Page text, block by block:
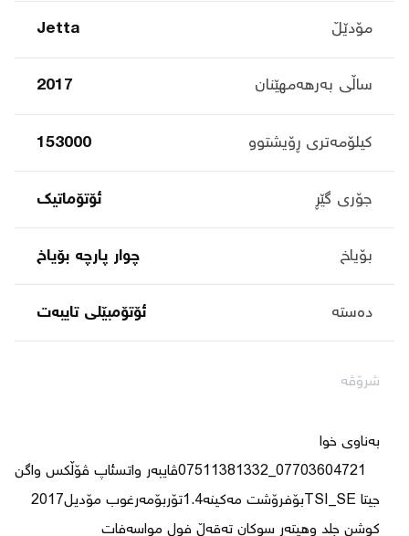
مۆدێڵ Jetta
ساڵی بەرهەمهێنان 2017
کیلۆمەتری ڕۆیشتوو 153000
جۆری گێڕ ئۆتۆماتیک
بۆیاخ چوار پارچە بۆیاخ
دەستە ئۆتۆمبێلی تایبه‌ت
شرۆڤە